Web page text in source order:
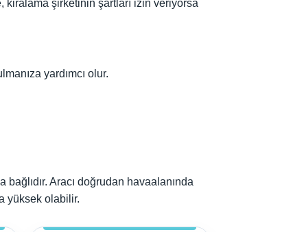
kiralama şirketinin şartları izin veriyorsa
yardımcı olur.
Aracı doğrudan havaalanında
yüksek olabilir.